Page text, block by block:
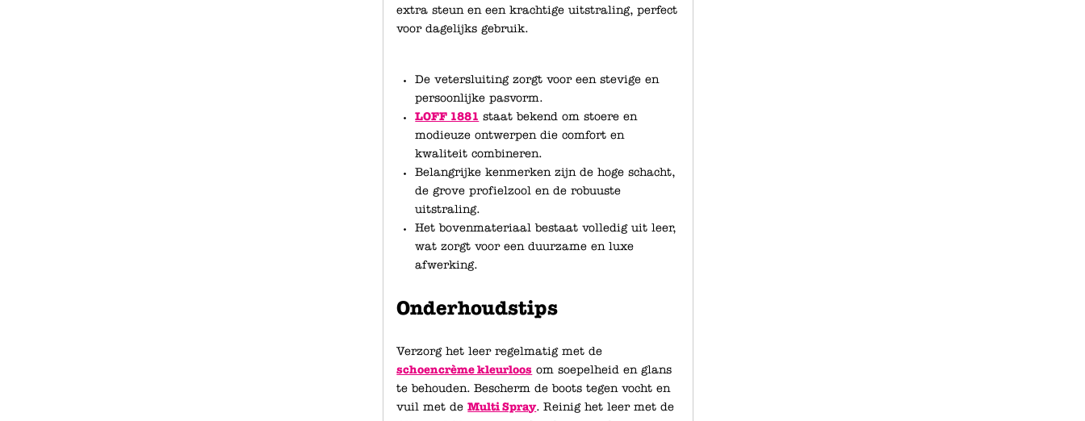
extra steun en een krachtige uitstraling, perfect
voor dagelijks gebruik.
De vetersluiting zorgt voor een stevige en
persoonlijke pasvorm.
LOFF 1881 staat bekend om stoere en
modieuze ontwerpen die comfort en
kwaliteit combineren.
Belangrijke kenmerken zijn de hoge schacht,
de grove profielzool en de robuuste
uitstraling.
Het bovenmateriaal bestaat volledig uit leer,
wat zorgt voor een duurzame en luxe
afwerking.
Onderhoudstips
Verzorg het leer regelmatig met de
schoencrème kleurloos om soepelheid en glans
te behouden. Bescherm de boots tegen vocht en
vuil met deMulti Spray. Reinig het leer met de